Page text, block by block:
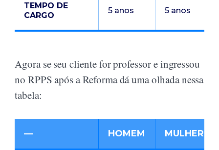
TEMPO DE
CARGO
5 anos 5 anos
Agora se seu cliente for professor e ingressou
no RPPS após a Reforma dá uma olhada nessa
tabela:
— HOMEM MULHER